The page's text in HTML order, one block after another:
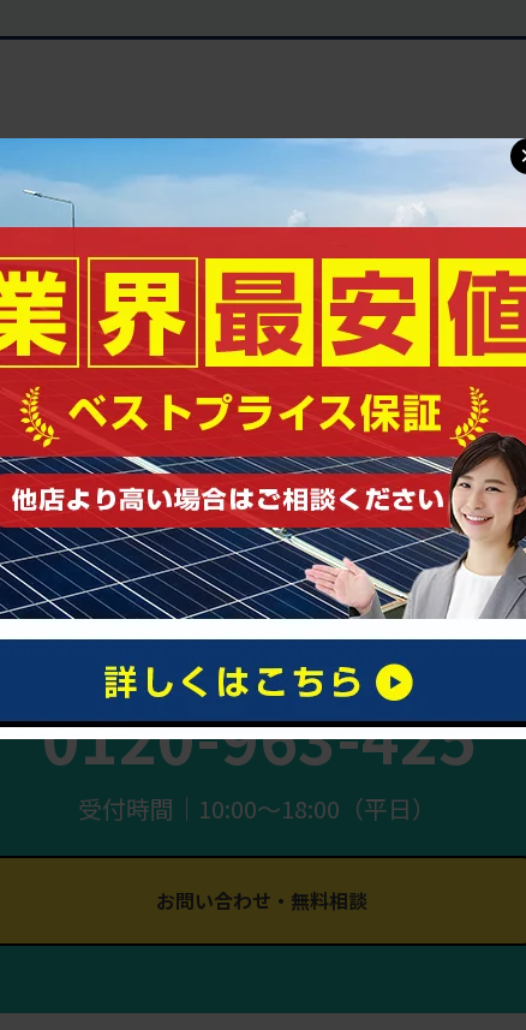
まずはお気軽にご相談ください
0120-963-425
受付時間｜10:00〜18:00（平日）
お問い合わせ・無料相談